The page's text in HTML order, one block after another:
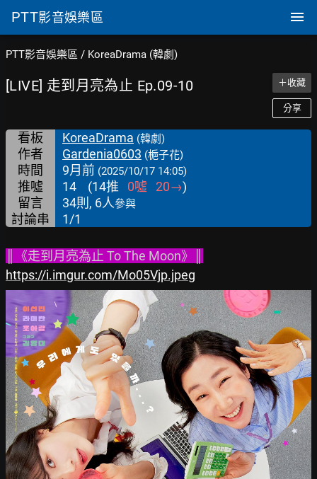
PTT影音娛樂區
PTT影音娛樂區 / KoreaDrama (韓劇)
[LIVE] 走到月亮為止 Ep.09-10 ＋收藏
分享
看板 KoreaDrama (韓劇)
作者 Gardenia0603 (梔子花)
時間 9月前 (2025/10/17 14:05)
推噓 14 (14推 0噓 20→)
留言
34則, 6人參與
討論串 1/1
║《走到月亮為止 To The Moon》║
https://i.imgur.com/Mo05Vjp.jpeg